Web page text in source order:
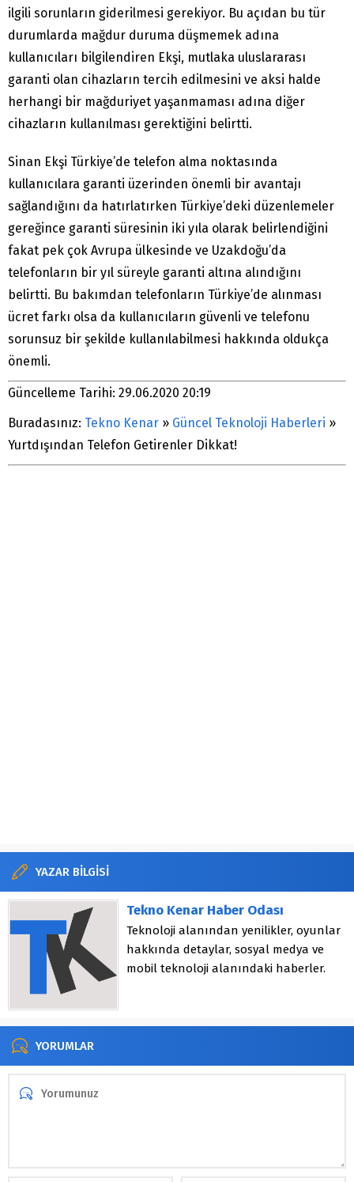
ilgili sorunların giderilmesi gerekiyor. Bu açıdan bu tür
durumlarda mağdur duruma düşmemek adına
kullanıcıları bilgilendiren Ekşi, mutlaka uluslararası
garanti olan cihazların tercih edilmesini ve aksi halde
herhangi bir mağduriyet yaşanmaması adına diğer
cihazların kullanılması gerektiğini belirtti.
Sinan Ekşi Türkiye’de telefon alma noktasında
kullanıcılara garanti üzerinden önemli bir avantajı
sağlandığını da hatırlatırken Türkiye’deki düzenlemeler
gereğince garanti süresinin iki yıla olarak belirlendiğini
fakat pek çok Avrupa ülkesinde ve Uzakdoğu’da
telefonların bir yıl süreyle garanti altına alındığını
belirtti. Bu bakımdan telefonların Türkiye’de alınması
ücret farkı olsa da kullanıcıların güvenli ve telefonu
sorunsuz bir şekilde kullanılabilmesi hakkında oldukça
önemli.
Güncelleme Tarihi: 29.06.2020 20:19
Buradasınız: Tekno Kenar » Güncel Teknoloji Haberleri »
Yurtdışından Telefon Getirenler Dikkat!
YAZAR BİLGİSİ
Tekno Kenar Haber Odası
Teknoloji alanından yenilikler, oyunlar
hakkında detaylar, sosyal medya ve
mobil teknoloji alanındaki haberler.
YORUMLAR